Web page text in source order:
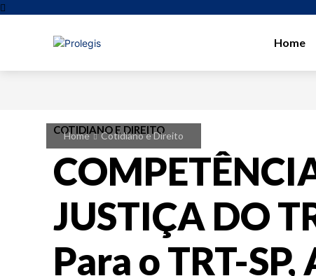
Home
Home Cotidiano e Direito
COTIDIANO E DIREITO
JUSTIÇA DO
Para o TRT-